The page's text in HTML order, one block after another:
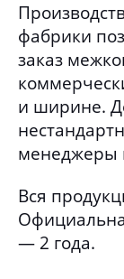
фабрики
заказ
и ширине.
менеджеры
Вся
— 2 года.